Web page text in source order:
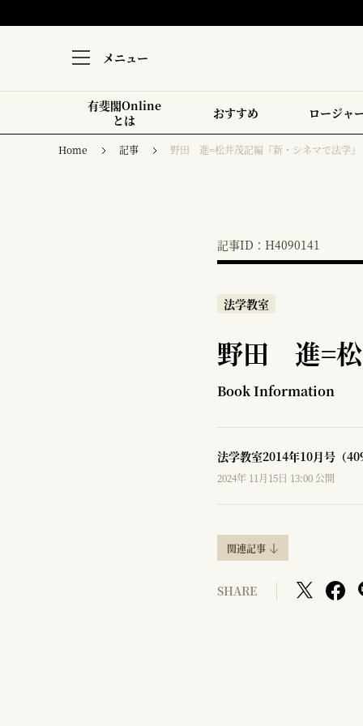
メニュー
有斐閣Online
とは
おすすめ ロージャ
Home 記事 野田 進=松井茂記編『新・シネマで法学』
記事ID：H4090141
法学教室
野田 進=松
Book Information
法学教室2014年10月号（
2024年 11月15日 13:00 公開
関連記事
SHARE